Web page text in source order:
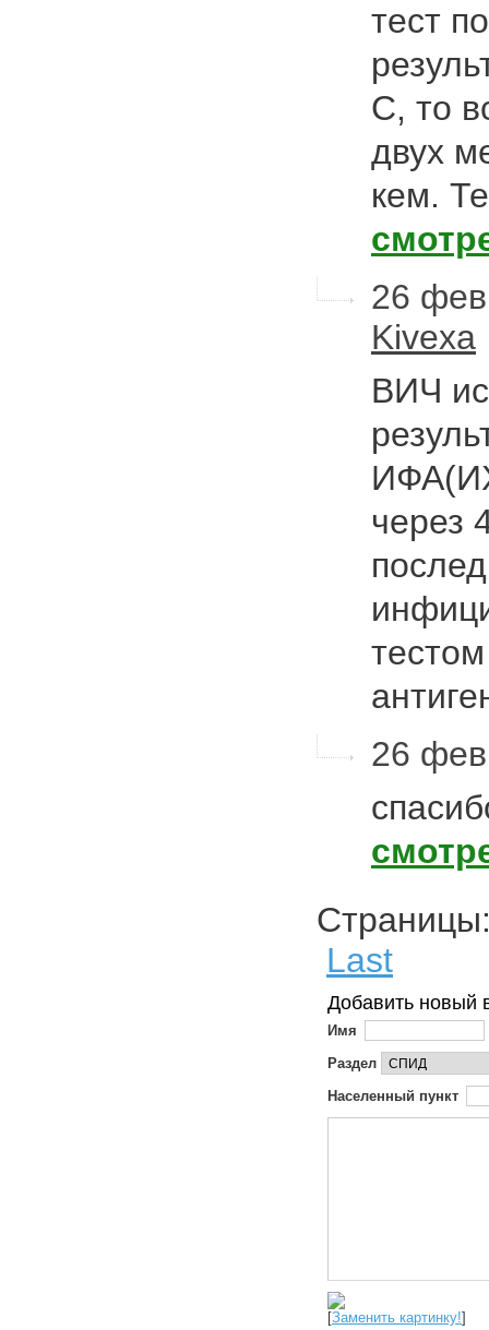
тест
С, то
двух
кем.
26
Kivexa
ВИЧ
через
26
Last
Добавить новый
Имя
Раздел
Населенный пункт
[Заменить картинку!]